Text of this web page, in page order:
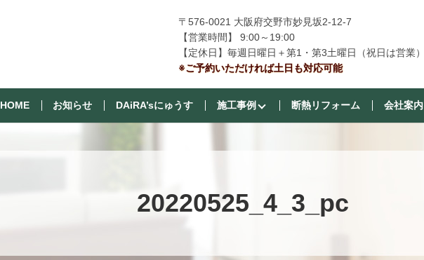
〒576-0021 大阪府交野市妙見坂2-12-7
【営業時間】 9:00～19:00
【定休日】毎週日曜日＋第1・第3土曜日（祝日は営業）
※ご予約いただければ土日も対応可能
HOME お知らせ DAiRA’sにゅうす 施工事例 断熱リフォーム 会社案内
20220525_4_3_pc